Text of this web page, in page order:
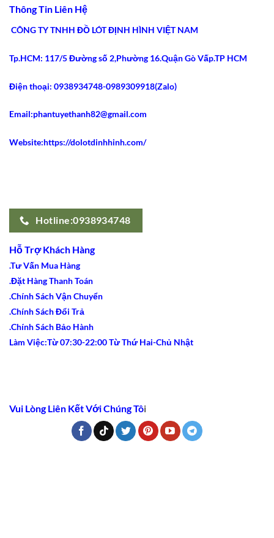
2026
Eo
Nhất
2026
Gen
Bụng
Latex
2021
Gây
Sốt
Thông Tin Liên Hệ
CÔNG TY TNHH ĐỒ LÓT ĐỊNH HÌNH VIỆT NAM
Tp.HCM: 117/5 Đường số 2,Phường 16.Quận Gò Vấp.TP HCM
Điện thoại: 0938934748-0989309918(Zalo)
Email:phantuyethanh82@gmail.com
Website:https://dolotdinhhinh.com/
Hotline:0938934748
Hỗ Trợ Khách Hàng
.Tư Vấn Mua Hàng
.Đặt Hàng Thanh Toán
.Chính Sách Vận Chuyển
.Chính Sách Đổi Trả
.Chính Sách Bảo Hành
Làm Việc:Từ 07:30-22:00 Từ Thứ Hai-Chủ Nhật
Vui Lòng Liên Kết Với Chúng Tôi